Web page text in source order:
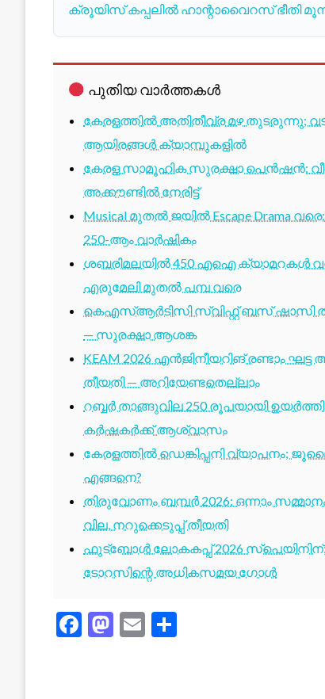
ക്രൂയിസ് കപ്പലിൽ ഹാന്റാവൈറസ് ഭീതി
പുതിയ വാർത്തകൾ
കേരളത്തിൽ അതിതീവ്ര മഴ തുടരുന്നു;
ആയിരങ്ങൾ ക്യാമ്പുകളിൽ
കേരള സാമൂഹിക സുരക്ഷാ പെൻഷൻ:
അക്കൗണ്ടിൽ നേരിട്ട്
Musical മുതൽ ജയിൽ Escape Drama വരെ:
250-ആം വാർഷികം
ശബരിമലയിൽ 450 എഐ ക്യാമറകൾ
എരുമേലി മുതൽ പമ്പ വരെ
കെഎസ്ആർടിസി സ്വിഫ്റ്റ് ബസ് ഷാസി
— സുരക്ഷാ ആശങ്ക
KEAM 2026 എൻജിനീയറിങ് രണ്ടാം
തീയതി — അറിയേണ്ടതെല്ലാം
റബ്ബർ താങ്ങുവില 250 രൂപയായി
കർഷകർക്ക് ആശ്വാസം
കേരളത്തിൽ ഡെങ്കിപ്പനി വ്യാപനം;
എങ്ങനെ?
തിരുവോണം ബമ്പർ 2026: ഒന്നാം
വില, നറുക്കെടുപ്പ് തീയതി
ഫുട്ബോൾ ലോകകപ്പ് 2026
ടോറസിന്റെ അധികസമയ ഗോൾ
Facebook
Mastodon
Email